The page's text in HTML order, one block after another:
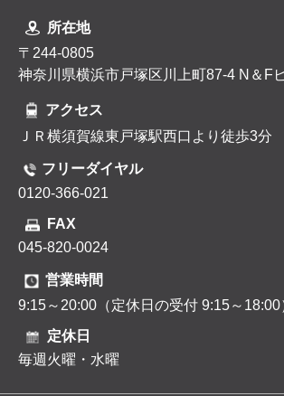
所在地
〒244-0805
神奈川県横浜市戸塚区川上町87-4 N＆F
アクセス
ＪＲ横須賀線東戸塚駅西口より徒歩3分
フリーダイヤル
0120-366-021
FAX
045-820-0024
営業時間
9:15～20:00（定休日の受付 9:15～18:00
定休日
毎週火曜・水曜